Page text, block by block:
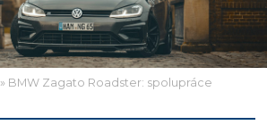
» BMW Zagato Roadster: spolupráce